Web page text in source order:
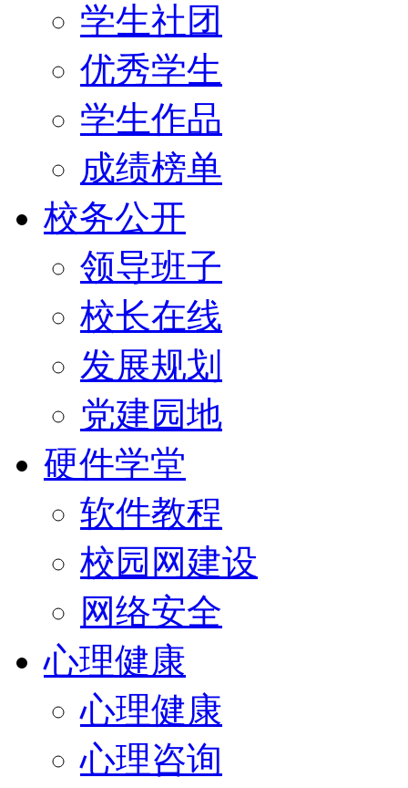
学生社团
优秀学生
学生作品
成绩榜单
校务公开
领导班子
校长在线
发展规划
党建园地
硬件学堂
软件教程
校园网建设
网络安全
心理健康
心理健康
心理咨询